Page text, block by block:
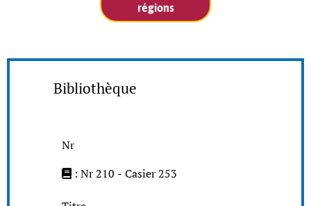
régions
Bibliothèque
Nr
: Nr 210 - Casier 253